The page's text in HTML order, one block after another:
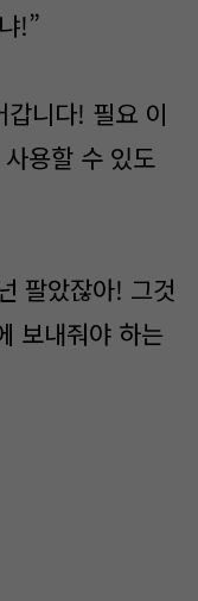
!”
니다! 필요 이
용할 수 있도
팔았잖아! 그것
보내줘야 하는